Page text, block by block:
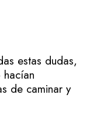
estas dudas,
de caminar y